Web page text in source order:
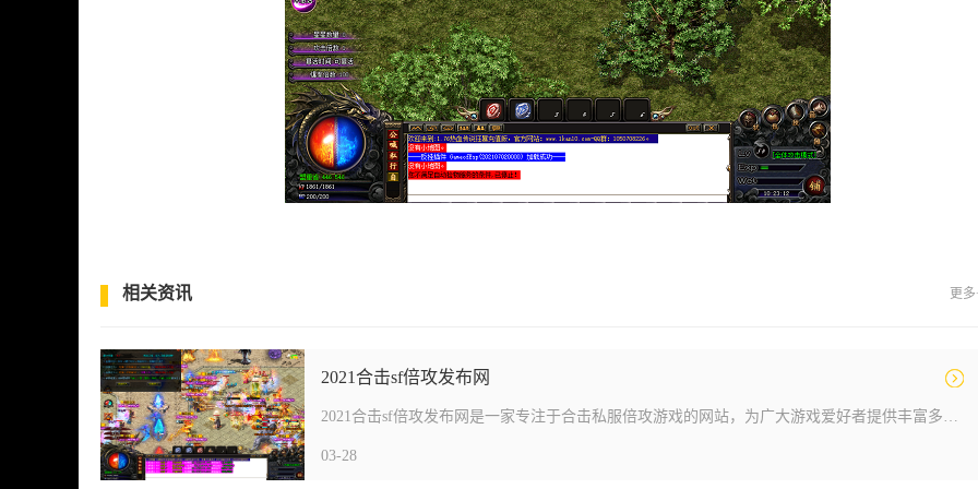
相关资讯 更
2021合击sf倍攻发布网
2021合击sf倍攻发布网是一家专注于合击私服倍攻游戏的网站，为广大游戏爱好者提供丰富多样的游戏体验。作为一款备受瞩目的游戏，合击私服倍攻以其精彩的玩法和刺激的战斗场面吸
03-28